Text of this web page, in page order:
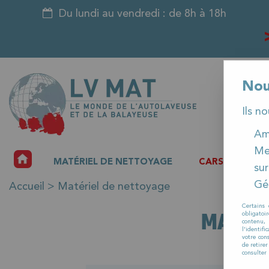
Du lundi au vendredi : de 8h à 18h
ACCUEILMATÉRIEL DE NETTOYAGE CARSAT
Accueil > Matériel de nettoyage
Ils
Certains
contenu,
votre
de retirer
consulter